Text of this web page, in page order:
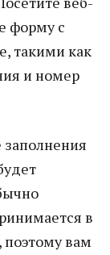
форму с
такими как
и номер
в
поэтому вам